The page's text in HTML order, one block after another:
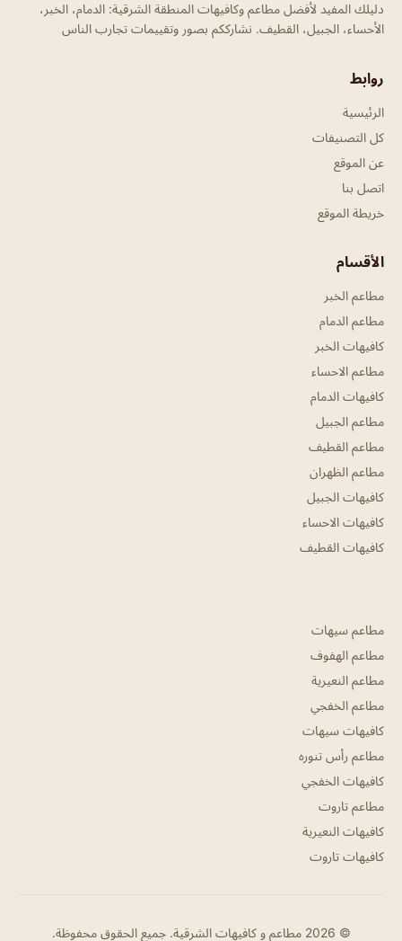
دليلك المفيد لأفضل مطاعم وكافيهات المنطقة الشرقية: الدمام، الخبر،
الأحساء، الجبيل، القطيف. نشارككم بصور وتقييمات تجارب الناس
روابط
الرئيسية
كل التصنيفات
عن الموقع
اتصل بنا
خريطة الموقع
الأقسام
مطاعم الخبر
مطاعم الدمام
كافيهات الخبر
مطاعم الاحساء
كافيهات الدمام
مطاعم الجبيل
مطاعم القطيف
مطاعم الظهران
كافيهات الجبيل
كافيهات الاحساء
كافيهات القطيف
مطاعم سيهات
مطاعم الهفوف
مطاعم النعيرية
مطاعم الخفجي
كافيهات سيهات
مطاعم رأس تنوره
كافيهات الخفجي
مطاعم تاروت
كافيهات النعيرية
كافيهات تاروت
© 2026 مطاعم و كافيهات الشرقية. جميع الحقوق محفوظة.